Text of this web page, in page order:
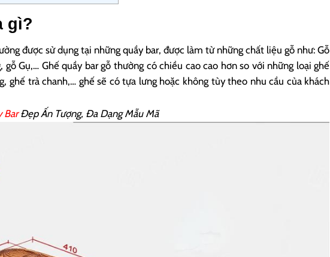
gì?
được sử dụng tại những quầy bar, được làm từ những chất liệu gỗ như: Gỗ
gỗ Gụ,… Ghế quầy bar gỗ thường có chiều cao cao hơn so với những loại ghế
ghế trà chanh,… ghế sẽ có tựa lưng hoặc không tùy theo nhu cầu của khách
Bar Đẹp Ấn Tượng, Đa Dạng Mẫu Mã